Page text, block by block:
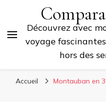
Découvrez avec
voyage
hors des
Accueil Montauban en